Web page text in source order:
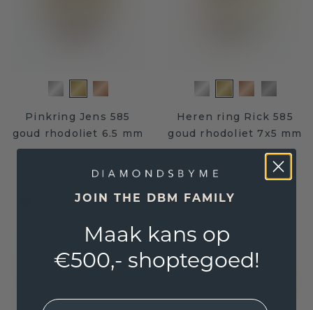
Pinkring Jens 585
goud rhodoliet 6.5 mm
Excl. Tax & BTW
Heren ring Rick 585
goud rhodoliet 7x5 mm
€ 1.549,-
Excl. Tax & BTW
Gemaakt van duurzame en eerlijke materialen
JOIN THE DBM FAMILY
Maak kans op
€500,- shoptegoed!
EMail